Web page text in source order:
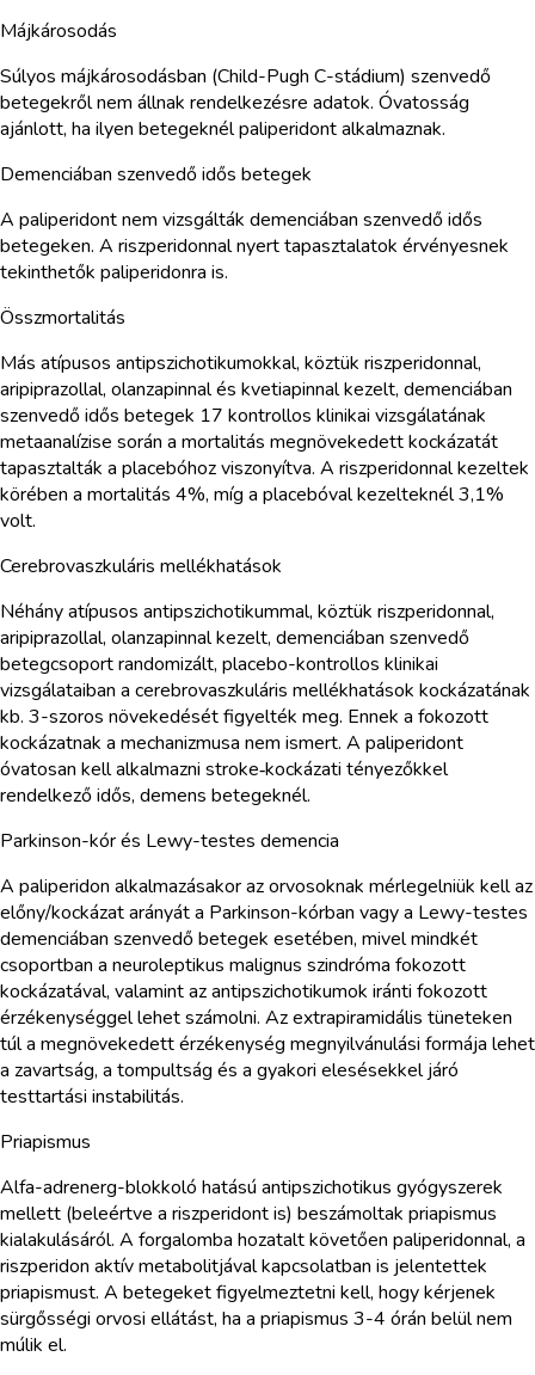
Májkárosodás
Súlyos májkárosodásban (Child-Pugh C-stádium) szenvedő
betegekről nem állnak rendelkezésre adatok. Óvatosság
ajánlott, ha ilyen betegeknél paliperidont alkalmaznak.
Demenciában szenvedő idős betegek
A paliperidont nem vizsgálták demenciában szenvedő idős
betegeken. A riszperidonnal nyert tapasztalatok érvényesnek
tekinthetők paliperidonra is.
Összmortalitás
Más atípusos antipszichotikumokkal, köztük riszperidonnal,
aripiprazollal, olanzapinnal és kvetiapinnal kezelt, demenciában
szenvedő idős betegek 17 kontrollos klinikai vizsgálatának
metaanalízise során a mortalitás megnövekedett kockázatát
tapasztalták a placebóhoz viszonyítva. A riszperidonnal kezeltek
körében a mortalitás 4%, míg a placebóval kezelteknél 3,1%
volt.
Cerebrovaszkuláris mellékhatások
Néhány atípusos antipszichotikummal, köztük riszperidonnal,
aripiprazollal, olanzapinnal kezelt, demenciában szenvedő
betegcsoport randomizált, placebo-kontrollos klinikai
vizsgálataiban a cerebrovaszkuláris mellékhatások kockázatának
kb. 3-szoros növekedését figyelték meg. Ennek a fokozott
kockázatnak a mechanizmusa nem ismert. A paliperidont
óvatosan kell alkalmazni stroke‑kockázati tényezőkkel
rendelkező idős, demens betegeknél.
Parkinson-kór és Lewy-testes demencia
A paliperidon alkalmazásakor az orvosoknak mérlegelniük kell az
előny/kockázat arányát a Parkinson-kórban vagy a Lewy-testes
demenciában szenvedő betegek esetében, mivel mindkét
csoportban a neuroleptikus malignus szindróma fokozott
kockázatával, valamint az antipszichotikumok iránti fokozott
érzékenységgel lehet számolni. Az extrapiramidális tüneteken
túl a megnövekedett érzékenység megnyilvánulási formája lehet
a zavartság, a tompultság és a gyakori elesésekkel járó
testtartási instabilitás.
Priapismus
Alfa-adrenerg-blokkoló hatású antipszichotikus gyógyszerek
mellett (beleértve a riszperidont is) beszámoltak priapismus
kialakulásáról. A forgalomba hozatalt követően paliperidonnal, a
riszperidon aktív metabolitjával kapcsolatban is jelentettek
priapismust. A betegeket figyelmeztetni kell, hogy kérjenek
sürgősségi orvosi ellátást, ha a priapismus 3-4 órán belül nem
múlik el.